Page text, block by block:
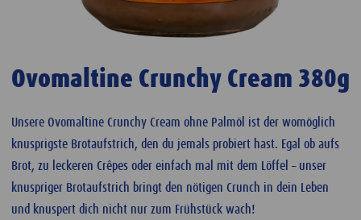
Ovomaltine Crunchy Cream 380g
Unsere Ovomaltine Crunchy Cream ohne Palmöl ist der womöglich
knusprigste Brotaufstrich, den du jemals probiert hast. Egal ob aufs
Brot, zu leckeren Crêpes oder einfach mal mit dem Löffel – unser
knuspriger Brotaufstrich bringt den nötigen Crunch in dein Leben
und knuspert dich nicht nur zum Frühstück wach!